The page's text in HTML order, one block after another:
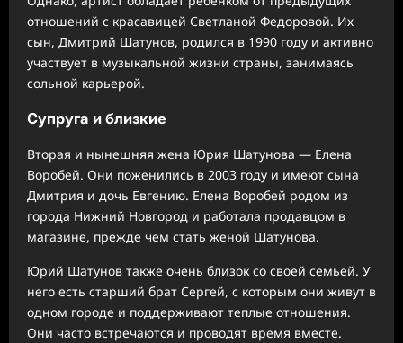
отношений с красавицей Светланой Федоровой. Их
сын, Дмитрий Шатунов, родился в 1990 году и активно
участвует в музыкальной жизни страны, занимаясь
сольной карьерой.
Супруга и близкие
Вторая и нынешняя жена Юрия Шатунова — Елена
Воробей. Они поженились в 2003 году и имеют сына
Дмитрия и дочь Евгению. Елена Воробей родом из
города Нижний Новгород и работала продавцом в
магазине, прежде чем стать женой Шатунова.
Юрий Шатунов также очень близок со своей семьей. У
него есть старший брат Сергей, с которым они живут в
одном городе и поддерживают теплые отношения.
Они часто встречаются и проводят время вместе.